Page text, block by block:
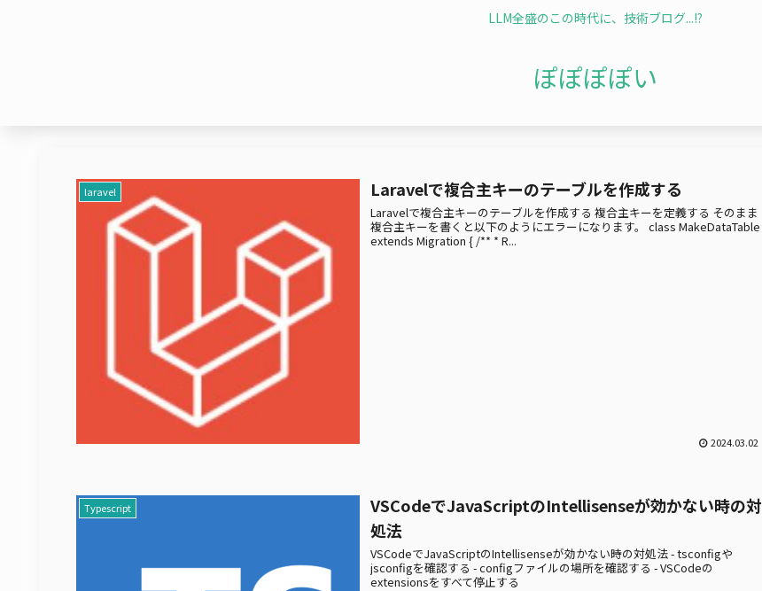
LLM全盛のこの時代に、技術ブログ...!?
ぽぽぽぽい
laravel Laravelで複合主キーのテーブルを作成する
Laravelで複合主キーのテーブルを作成する 複合主キーを定義する そのまま
複合主キーを書くと以下のようにエラーになります。 class MakeDataTable
extends Migration { /** * R...
2024.03.02
Typescript
VSCodeでJavaScriptのIntellisenseが効かない時の対
処法
VSCodeでJavaScriptのIntellisenseが効かない時の対処法 - tsconfigや
jsconfigを確認する - configファイルの場所を確認する - VSCodeの
extensionsをすべて停止する